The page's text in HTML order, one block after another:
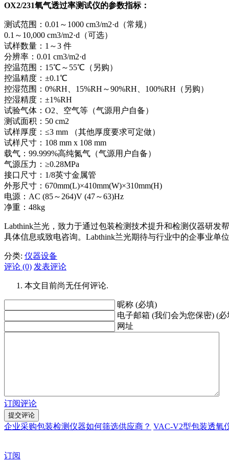
OX2/231氧气透过率测试仪的参数指标：
测试范围：0.01～1000 cm3/m2·d（常规）
0.1～10,000 cm3/m2·d（可选）
试样数量：1～3 件
分辨率：0.01 cm3/m2·d
控温范围：15℃～55℃（另购）
控温精度：±0.1℃
控湿范围：0%RH、15%RH～90%RH、100%RH（另购）
控湿精度：±1%RH
试验气体：O2、空气等（气源用户自备）
测试面积：50 cm2
试样厚度：≤3 mm （其他厚度要求可定做）
试样尺寸：108 mm x 108 mm
载气：99.999%高纯氮气（气源用户自备）
气源压力：≥0.28MPa
接口尺寸：1/8英寸金属管
外形尺寸：670mm(L)×410mm(W)×310mm(H)
电源：AC (85～264)V (47～63)Hz
净重：48kg
Labthink兰光，致力于通过包装检测技术提升和检测仪器研
具体信息或致电咨询。Labthink兰光期待与行业中的企事业单
分类: 仪器设备
评论 (0) 发表评论
本文目前尚无任何评论.
昵称 (必填)
电子邮箱 (我们会为您保密) (必
网址
订阅评论
企业采购包装检测仪器如何筛选供应商？ VAC-V2型包装透氧
订阅